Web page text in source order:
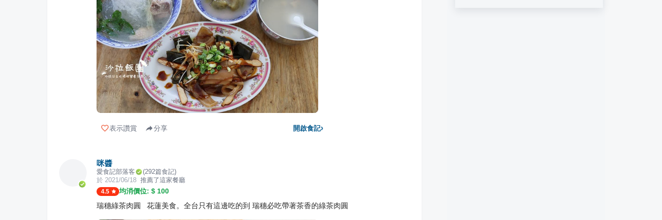
表示讚賞 分享 開啟食記›
咪醬
愛食記部落客 (292篇食記)
於 2021/06/18 推薦了這家餐廳
4.5 均消價位: $ 100
瑞穗綠茶肉圓 花蓮美食。全台只有這邊吃的到 瑞穗必吃帶著茶香的綠茶肉圓